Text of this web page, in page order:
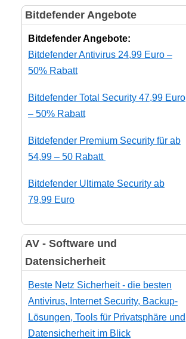
Bitdefender Angebote
Bitdefender Angebote:
Bitdefender Antivirus 24,99 Euro –
50% Rabatt
Bitdefender Total Security 47,99 Euro
– 50% Rabatt
Bitdefender Premium Security für ab
54,99 – 50 Rabatt
Bitdefender Ultimate Security ab
79,99 Euro
AV - Software und
Datensicherheit
Beste Netz Sicherheit - die besten
Antivirus, Internet Security, Backup-
Lösungen, Tools für Privatsphäre und
Datensicherheit im Blick